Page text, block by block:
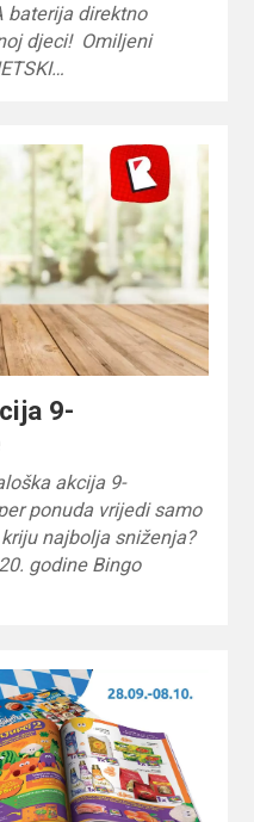
baterija direktno
djeci! Omiljeni
9-
akcija 9-
ponuda vrijedi samo
najbolja sniženja?
godine Bingo